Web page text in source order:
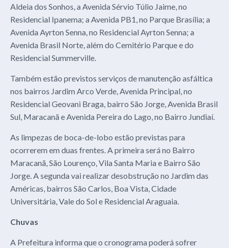
Aldeia dos Sonhos, a Avenida Sérvio Túlio Jaime, no
Residencial Ipanema; a Avenida PB1, no Parque Brasília; a
Avenida Ayrton Senna, no Residencial Ayrton Senna; a
Avenida Brasil Norte, além do Cemitério Parque e do
Residencial Summerville.
Também estão previstos serviços de manutenção asfáltica
nos bairros Jardim Arco Verde, Avenida Principal, no
Residencial Geovani Braga, bairro São Jorge, Avenida Brasil
Sul, Maracanã e Avenida Pereira do Lago, no Bairro Jundiaí.
As limpezas de boca-de-lobo estão previstas para
ocorrerem em duas frentes. A primeira será no Bairro
Maracanã, São Lourenço, Vila Santa Maria e Bairro São
Jorge. A segunda vai realizar desobstrução no Jardim das
Américas, bairros São Carlos, Boa Vista, Cidade
Universitária, Vale do Sol e Residencial Araguaia.
Chuvas
A Prefeitura informa que o cronograma poderá sofrer